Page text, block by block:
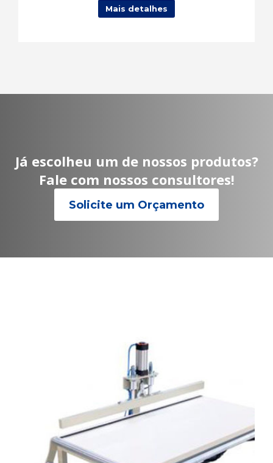
Mais detalhes
Já escolheu um de nossos produtos?
Fale com nossos consultores!
Solicite um Orçamento